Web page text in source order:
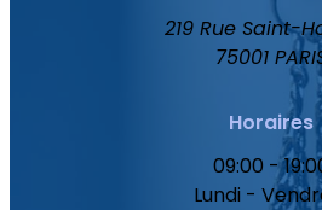
219 Rue Saint-
75001
Horaires
09:00 -
Lundi -